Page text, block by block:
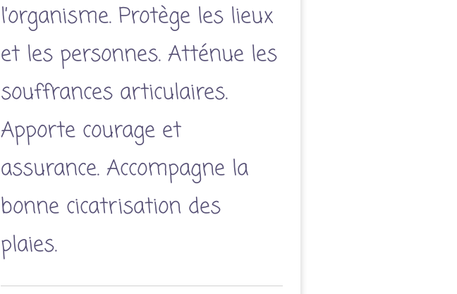
l’organisme. Protège les lieux
et les personnes. Atténue les
souffrances articulaires.
Apporte courage et
assurance. Accompagne la
bonne cicatrisation des
plaies.